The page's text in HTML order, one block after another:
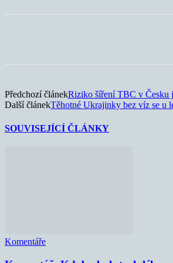
Předchozí článekRiziko šíření TBC v Česku
Další článekTěhotné Ukrajinky bez víz se u
SOUVISEJÍCÍ ČLÁNKY
Komentáře